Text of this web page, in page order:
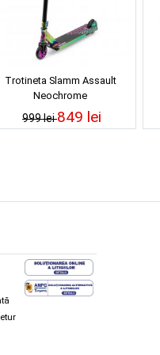
Trotineta Slamm Assault
Neochrome
999 lei849 lei